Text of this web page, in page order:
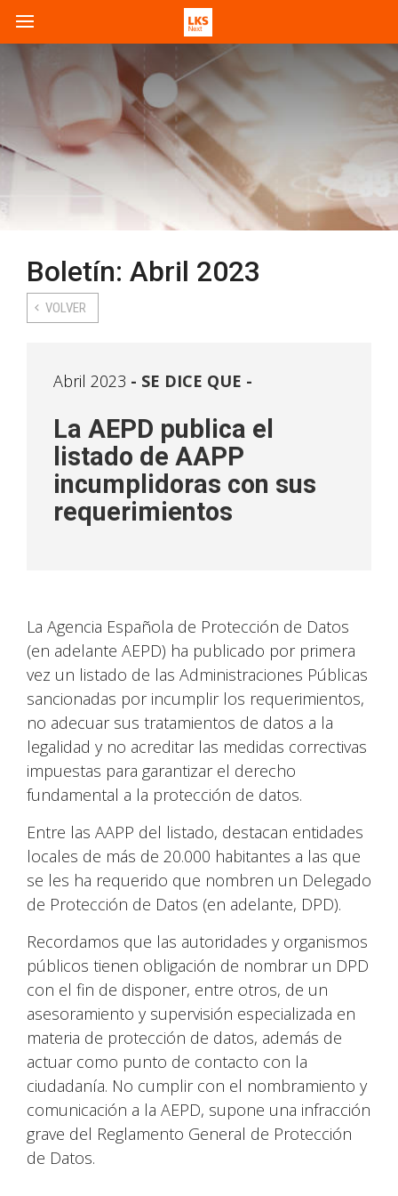
Boletín: Abril 2023
VOLVER
Abril 2023 SE DICE QUE -
La AEPD publica el
listado de AAPP
incumplidoras con sus
requerimientos
La Agencia Española de Protección de Datos
(en adelante AEPD) ha publicado por primera
vez un listado de las Administraciones Públicas
sancionadas por incumplir los requerimientos,
no adecuar sus tratamientos de datos a la
legalidad y no acreditar las medidas correctivas
impuestas para garantizar el derecho
fundamental a la protección de datos.
Entre las AAPP del listado, destacan entidades
locales de más de 20.000 habitantes a las que
se les ha requerido que nombren un Delegado
de Protección de Datos (en adelante, DPD).
Recordamos que las autoridades y organismos
públicos tienen obligación de nombrar un DPD
con el fin de disponer, entre otros, de un
asesoramiento y supervisión especializada en
materia de protección de datos, además de
actuar como punto de contacto con la
ciudadanía. No cumplir con el nombramiento y
comunicación a la AEPD, supone una infracción
grave del Reglamento General de Protección
de Datos.